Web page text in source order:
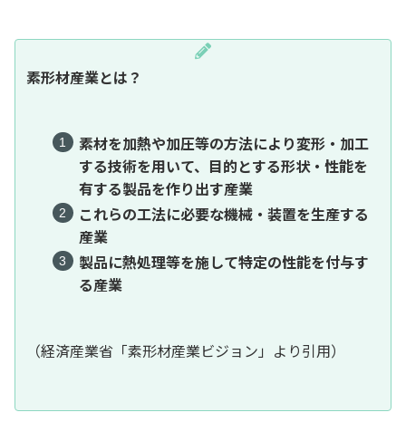
素形材産業とは？
素材を加熱や加圧等の方法により変形・加工
する技術を用いて、目的とする形状・性能を
有する製品を作り出す産業
これらの工法に必要な機械・装置を生産する
産業
製品に熱処理等を施して特定の性能を付与す
る産業
（経済産業省「素形材産業ビジョン」より引用）